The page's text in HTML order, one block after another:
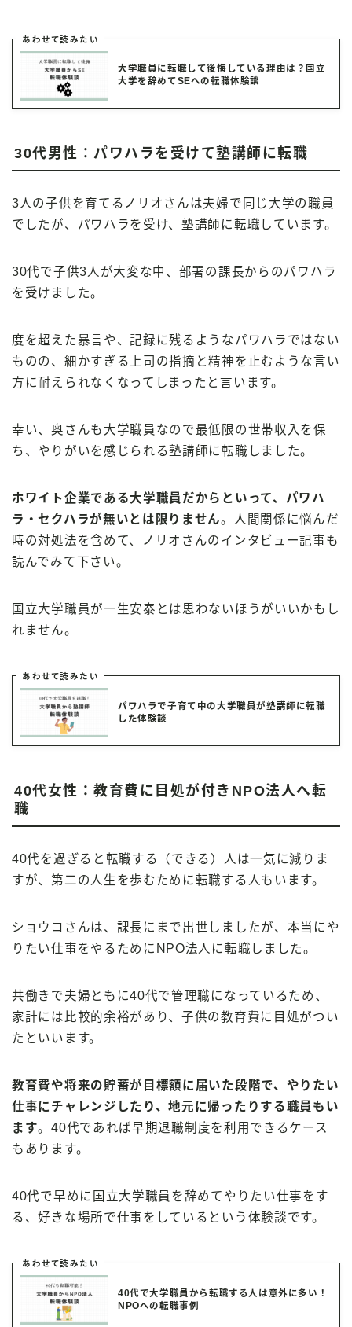
あわせて読みたい
大学職員に転職して後悔している理由は？国立
大学を辞めてSEへの転職体験談
30代男性：パワハラを受けて塾講師に転職
3人の子供を育てるノリオさんは夫婦で同じ大学の職員
でしたが、パワハラを受け、塾講師に転職しています。
30代で子供3人が大変な中、部署の課長からのパワハラ
を受けました。
度を超えた暴言や、記録に残るようなパワハラではない
ものの、細かすぎる上司の指摘と精神を止むような言い
方に耐えられなくなってしまったと言います。
幸い、奥さんも大学職員なので最低限の世帯収入を保
ち、やりがいを感じられる塾講師に転職しました。
ホワイト企業である大学職員だからといって、パワハ
ラ・セクハラが無いとは限りません。人間関係に悩んだ
時の対処法を含めて、ノリオさんのインタビュー記事も
読んでみて下さい。
国立大学職員が一生安泰とは思わないほうがいいかもし
れません。
あわせて読みたい
パワハラで子育て中の大学職員が塾講師に転職
した体験談
40代女性：教育費に目処が付きNPO法人へ転
職
40代を過ぎると転職する（できる）人は一気に減りま
すが、第二の人生を歩むために転職する人もいます。
ショウコさんは、課長にまで出世しましたが、本当にや
りたい仕事をやるためにNPO法人に転職しました。
共働きで夫婦ともに40代で管理職になっているため、
家計には比較的余裕があり、子供の教育費に目処がつい
たといいます。
教育費や将来の貯蓄が目標額に届いた段階で、やりたい
仕事にチャレンジしたり、地元に帰ったりする職員もい
ます。40代であれば早期退職制度を利用できるケース
もあります。
40代で早めに国立大学職員を辞めてやりたい仕事をす
る、好きな場所で仕事をしているという体験談です。
あわせて読みたい
40代で大学職員から転職する人は意外に多い！
NPOへの転職事例